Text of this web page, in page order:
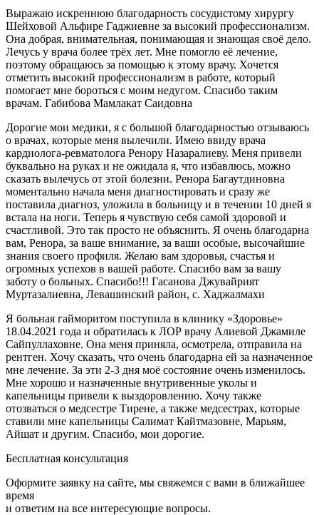
Выражаю искреннюю благодарность сосудистому хирургу
Шейховой Альфире Гаджиевне за высокий профессионализм.
Она добрая, внимательная, понимающая и знающая своё дело.
Лечусь у врача более трёх лет. Мне помогло её лечение,
поэтому обращаюсь за помощью к этому врачу. Хочется
отметить высокий профессионализм в работе, который
помогает мне бороться с моим недугом. Спасибо таким
врачам. Габибова Мамлакат Саидовна
Дорогие мои медики, я с большой благодарностью отзываюсь
о врачах, которые меня вылечили. Имею ввиду врача
кардиолога-ревматолога Ренору Назаралиеву. Меня привели
буквально на руках и не ожидала я, что избавлюсь, можно
сказать вылечусь от этой болезни. Ренора Багаутдиновна
моментально начала меня диагностировать и сразу же
поставила диагноз, уложила в больницу и в течении 10 дней я
встала на ноги. Теперь я чувствую себя самой здоровой и
счастливой. Это так просто не объяснить. Я очень благодарна
вам, Ренора, за ваше внимание, за ваши особые, высочайшие
знания своего профиля. Желаю вам здоровья, счастья и
огромных успехов в вашей работе. Спасибо вам за вашу
заботу о больных. Спасибо!!! Гасанова Джувайрият
Муртазалиевна, Левашинский район, с. Хаджалмахи
Я больная гайморитом поступила в клинику «Здоровье»
18.04.2021 года и обратилась к ЛОР врачу Алиевой Джамиле
Сайпуллаховне. Она меня приняла, осмотрела, отправила на
рентген. Хочу сказать, что очень благодарна ей за назначенное
мне лечение. За эти 2-3 дня моё состояние очень изменилось.
Мне хорошо и назначенные внутривенные уколы и
капельницы привели к выздоровлению. Хочу также
отозваться о медсестре Тирене, а также медсестрах, которые
ставили мне капельницы Салимат Кайтмазовне, Марьям,
Айшат и другим. Спасибо, мои дорогие.
Бесплатная консультация
Оформите заявку на сайте, мы свяжемся с вами в ближайшее
время
и ответим на все интересующие вопросы.